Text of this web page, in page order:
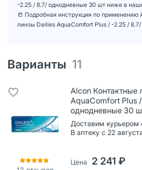
-2.25 / 8.7/ однодневные 30 шт ниже в
📒 Подробная инструкция по применению
линзы Dailies AquaComfort Plus / -2.25 /
Варианты 11
Alcon Контактные
AquaComfort Plus
однодневные 30
Доставим курьером
В аптеку с 22
Цена 2 241 ₽